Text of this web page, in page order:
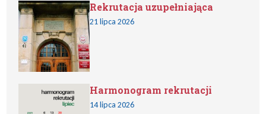
Rekrutacja uzupełniająca
21 lipca 2026
Harmonogram rekrutacji
14 lipca 2026